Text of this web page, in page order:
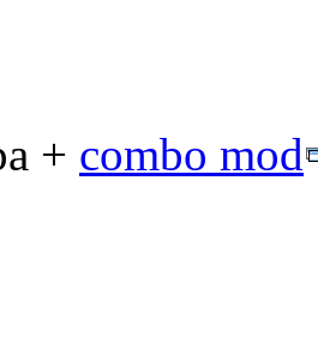
+ combo mod